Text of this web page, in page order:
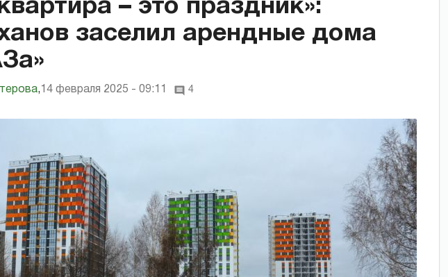
– это праздник»:
заселил арендные дома
, 14 февраля 2025 - 09:11 4